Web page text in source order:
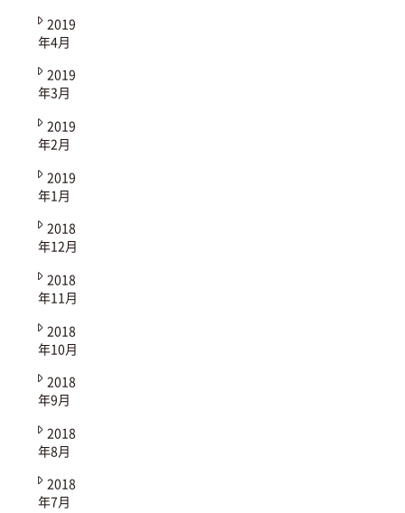
2019
年4月
2019
年3月
2019
年2月
2019
年1月
2018
年12月
2018
年11月
2018
年10月
2018
年9月
2018
年8月
2018
年7月